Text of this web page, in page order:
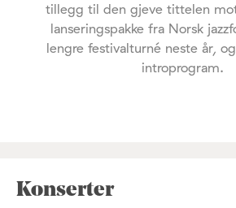
tillegg til den gjeve tittelen
lanseringspakke fra Norsk
lengre festivalturné neste år,
introprogram.
Konserter